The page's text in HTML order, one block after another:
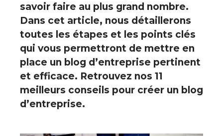
savoir faire au plus grand nombre.
Dans cet article, nous détaillerons
toutes les étapes et les points clés
qui vous permettront de mettre en
place un blog d’entreprise pertinent
et efficace. Retrouvez nos 11
meilleurs conseils pour créer un blog
d’entreprise.